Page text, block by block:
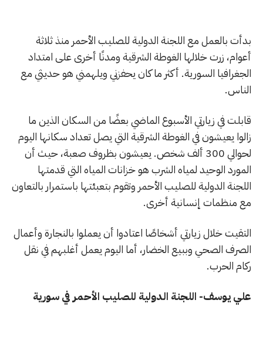
بدأت بالعمل مع اللجنة الدولية للصليب الأحمر منذ ثلاثة
أعوام، زرت خلالها الغوطة الشرقية ومدنًا أخرى على امتداد
الجغرافيا السورية. أكثر ما كان يحفزني ويلهمني هو حديثي مع
الناس.
قابلت في زيارتي الأسبوع الماضي بعضًا من السكان الذين ما
زالوا يعيشون في الغوطة الشرقية التي يصل تعداد سكانها اليوم
لحوالي 300 ألف شخص. يعيشون بظروف صعبة، حيث أن
المورد الوحيد لمياه الشرب هو خزانات المياه التي قدمتها
اللجنة الدولية للصليب الأحمر وتقوم بتعبئتها باستمرار بالتعاون
مع منظمات إنسانية أخرى.
التقيت خلال زيارتي أشخاصًا اعتادوا أن يعملوا بالنجارة وأعمال
الصرف الصحي وببيع الخضار، أما اليوم يعمل أغلبهم في نقل
ركام الحرب.
علي يوسف- اللجنة الدولية للصليب الأحمر في سورية